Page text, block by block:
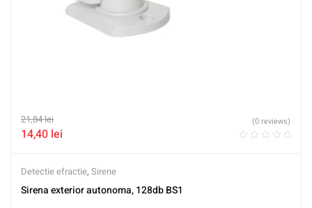
21,84lei
14,40 lei
(0 reviews)
Detectie efractie, Sirene
Sirena exterior autonoma, 128db BS1